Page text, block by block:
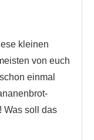
kleinen
von euch
einmal
Was soll das